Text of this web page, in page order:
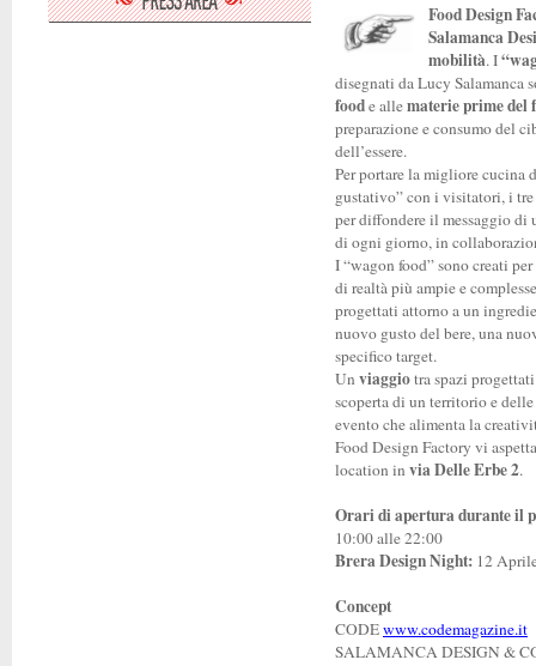
Food Design
Salamanca
mobilità. I
disegnati da Lucy
foode allematerie prime del
preparazione e consumo del
dell’essere.
Per portare la migliore
gustativo” con i visitatori, i
per diffondere il messaggio di
di ogni giorno, in
I “wagon food” sono creati
di realtà più ampie e
progettati attorno a un
nuovo gusto del bere, una
specifico target.
Un viaggiotra spazi
scoperta di un territorio e
evento che alimenta la
Food Design Factory vi
location in via Delle Erbe 2.
Orari di apertura durante il
10:00 alle 22:00
Brera Design Night: 12
Concept
CODEwww.codemagazine.it
SALAMANCA DESIGN &